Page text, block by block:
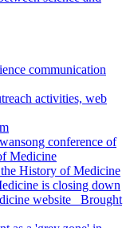
communication
activities, web
conference of
Medicine
History of Medicine
is closing down
website _Brought